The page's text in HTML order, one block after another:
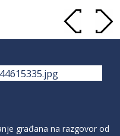
građana na razgovor od